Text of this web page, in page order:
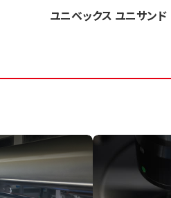
ユニベックス ユニサンド